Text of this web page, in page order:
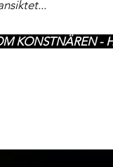
KONSTNÄREN -